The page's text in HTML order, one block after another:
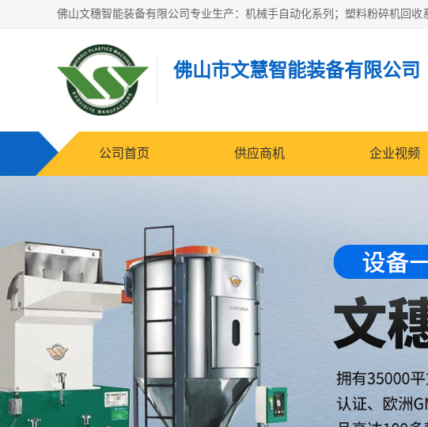
佛山市文慧智能装备有限公司
公司首页 供应商机 企业视频